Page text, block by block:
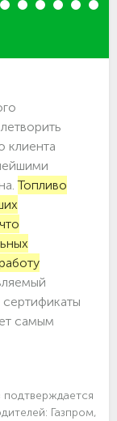
15 16 17 18 19 20
клиента
Топливо
самым
подтверждается
Газпром,